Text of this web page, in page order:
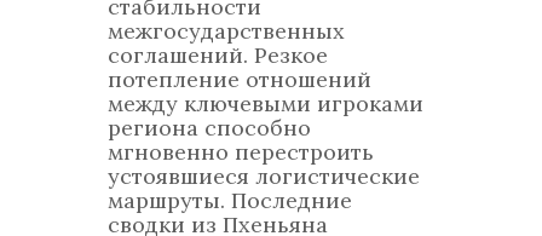
стабильности
межгосударственных
соглашений. Резкое
потепление отношений
между ключевыми игроками
региона способно
мгновенно перестроить
устоявшиеся логистические
маршруты. Последние
сводки из Пхеньяна